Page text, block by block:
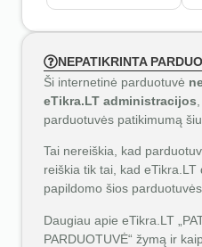
NEPATIKRINTA
Ši internetinė parduotuvė
eTikra.LT administracijos
parduotuvės patikimumą
Tai nereiškia, kad
reiškia tik tai, kad eTikra.LT
papildomo šios
Daugiau apie eTikra.LT
PARDUOTUVĖ“ žymą ir